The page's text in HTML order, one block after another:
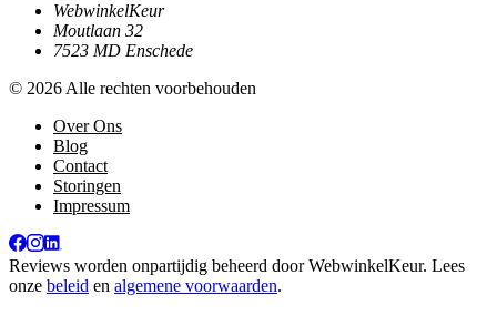
WebwinkelKeur
Moutlaan 32
7523 MD Enschede
© 2026 Alle rechten voorbehouden
Over Ons
Blog
Contact
Storingen
Impressum
Reviews worden onpartijdig beheerd doorWebwinkelKeur. Lees
onze beleid en algemene voorwaarden.